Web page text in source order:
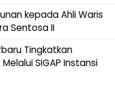
kepada Ahli Waris
Sentosa II
Tingkatkan
SIGAP Instansi